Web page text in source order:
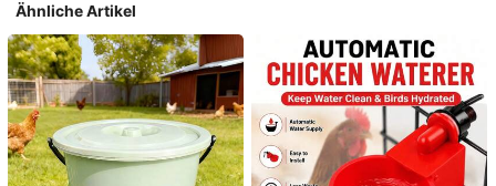
Ähnliche Artikel